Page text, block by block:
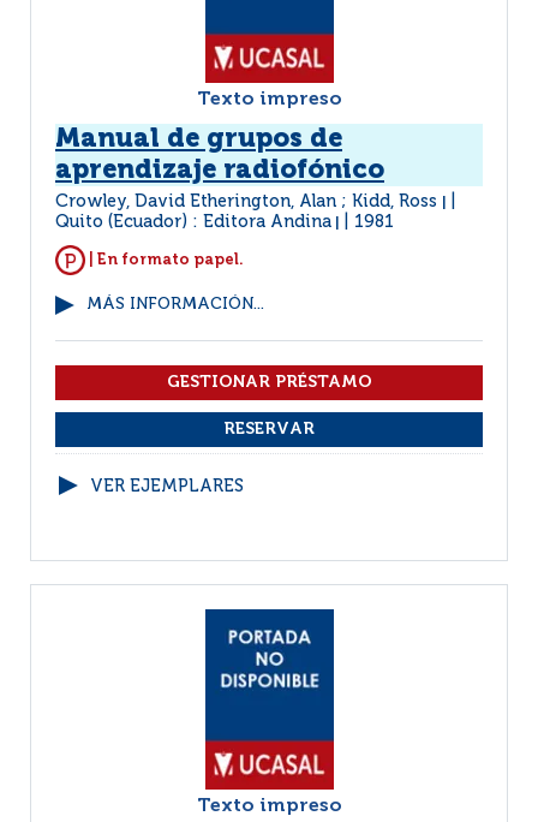
Texto impreso
Manual de grupos de
aprendizaje radiofónico
Crowley, David Etherington, Alan ; Kidd, Ross
Quito (Ecuador) : Editora Andina 1981
| En formato papel.
MÁS INFORMACIÓN...
VER EJEMPLARES
Texto impreso